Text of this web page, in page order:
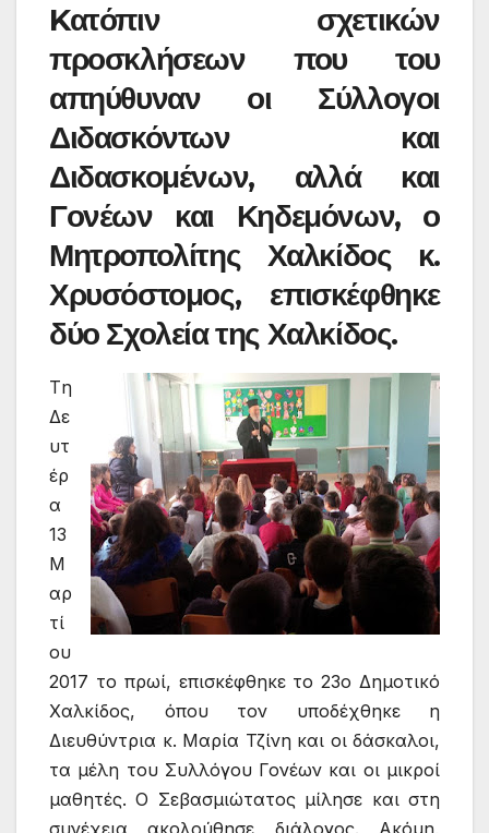
Kατόπιν σχετικών
προσκλήσεων που του
απηύθυναν οι Σύλλογοι
Διδασκόντων και
Διδασκομένων, αλλά και
Γονέων και Κηδεμόνων, ο
Μητροπολίτης Χαλκίδος κ.
Χρυσόστομος, επισκέφθηκε
δύο Σχολεία της Χαλκίδος.
Tη
Δε
υτ
έρ
α
13
Μ
αρ
τί
ου
2017 το πρωί, επισκέφθηκε το 23ο Δημοτικό
Χαλκίδος, όπου τον υποδέχθηκε η
Διευθύντρια κ. Μαρία Τζίνη και οι δάσκαλοι,
τα μέλη του Συλλόγου Γονέων και οι μικροί
μαθητές. Ο Σεβασμιώτατος μίλησε και στη